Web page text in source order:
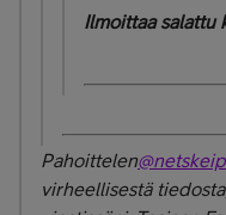
Ilmoittaa salattu
Pahoittelen@netskeip
virheellisestä